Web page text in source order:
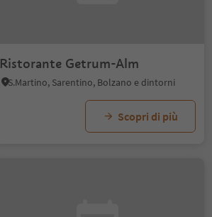
Ristorante Getrum-Alm
S.Martino, Sarentino, Bolzano e dintorni
Scopri di più